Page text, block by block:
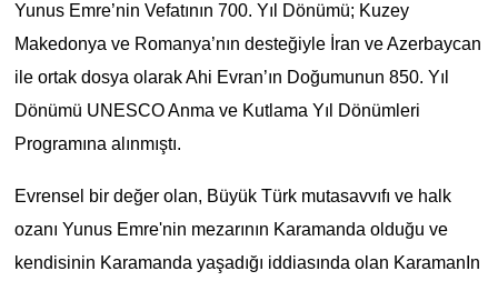
Yunus Emre’nin Vefatının 700. Yıl Dönümü; Kuzey
Makedonya ve Romanya’nın desteğiyle İran ve Azerbaycan
ile ortak dosya olarak Ahi Evran’ın Doğumunun 850. Yıl
Dönümü UNESCO Anma ve Kutlama Yıl Dönümleri
Programına alınmıştı.
Evrensel bir değer olan, Büyük Türk mutasavvıfı ve halk
ozanı Yunus Emre'nin mezarının Karamanda olduğu ve
kendisinin Karamanda yaşadığı iddiasında olan KaramanIn